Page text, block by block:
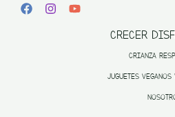
CRECER
CRIANZA
JUGUETES